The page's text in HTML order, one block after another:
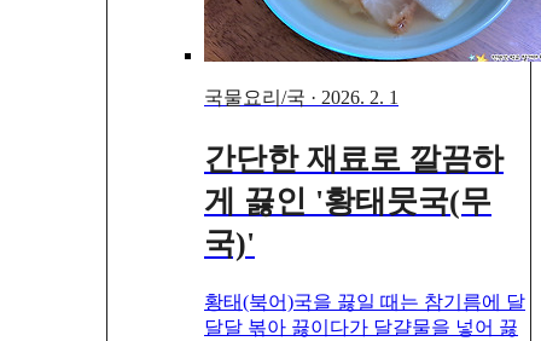
국물요리/국 · 2026. 2. 1
간단한 재료로 깔끔하
게 끓인 '황태뭇국(무
국)'
황태(북어)국을 끓일 때는 참기름에 달
달달 볶아 끓이다가 달걀물을 넣어 끓